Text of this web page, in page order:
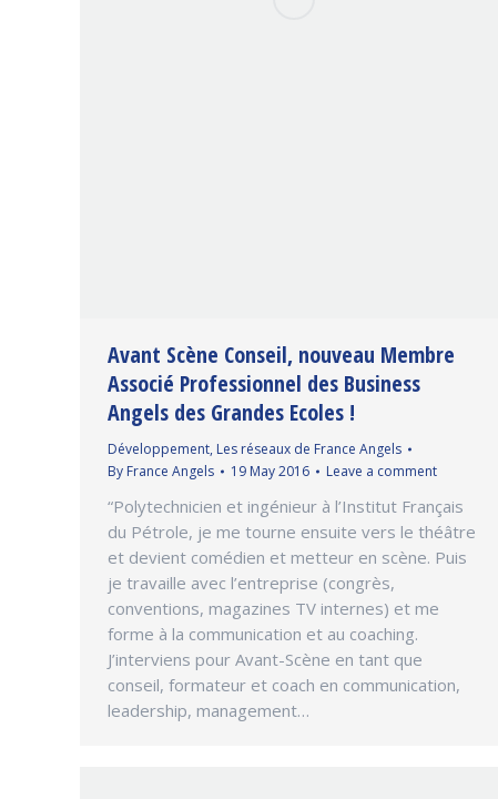
Avant Scène Conseil, nouveau Membre
Associé Professionnel des Business
Angels des Grandes Ecoles !
Développement, Les réseaux de France Angels
By France Angels 19 May 2016 Leave a comment
“Polytechnicien et ingénieur à l’Institut Français
du Pétrole, je me tourne ensuite vers le théâtre
et devient comédien et metteur en scène. Puis
je travaille avec l’entreprise (congrès,
conventions, magazines TV internes) et me
forme à la communication et au coaching.
J’interviens pour Avant-Scène en tant que
conseil, formateur et coach en communication,
leadership, management…